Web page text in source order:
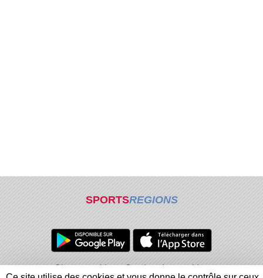
SPORTSREGIONS
Charte cookies
Gestion des cookies